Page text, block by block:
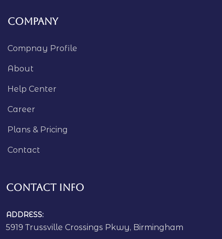
Company
Compnay Profile
About
Help Center
Career
Plans & Pricing
Contact
Contact Info
ADDRESS:
5919 Trussville Crossings Pkwy, Birmingham